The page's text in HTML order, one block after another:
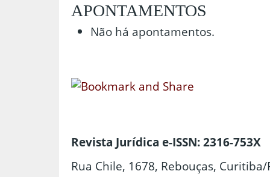
APONTAMENTOS
Não há apontamentos.
Revista Jurídica e-ISSN: 2316-753X
Rua Chile, 1678, Rebouças, Curitiba/